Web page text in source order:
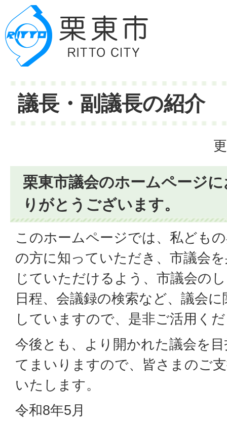
議長・副議長の紹介
栗東市議会のホームページ
りがとうございます。
このホームページでは、私ども
の方に知っていただき、市議会
じていただけるよう、市議会の
日程、会議録の検索など、議会
していますので、是非ご活用く
今後とも、より開かれた議会を
てまいりますので、皆さまのご
いたします。
令和8年5月